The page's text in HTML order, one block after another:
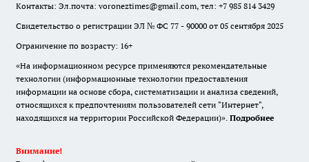
Контакты: Эл.почта: voroneztimes@gmail.com, тел: +7 985 814 3429
Свидетельство о регистрации ЭЛ № ФС 77 - 90000 от 05 сентября 2025
Ограничение по возрасту: 16+
«На информационном ресурсе применяются рекомендательные
технологии (информационные технологии предоставления
информации на основе сбора, систематизации и анализа сведений,
относящихся к предпочтениям пользователей сети "Интернет",
находящихся на территории Российской Федерации)». Подробнее
Внимание!